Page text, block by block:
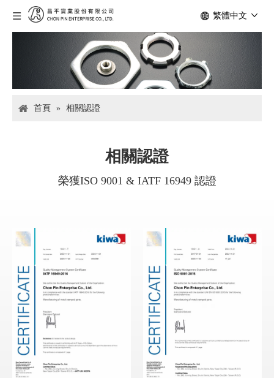
繁體中文
首頁 » 相關認證
相關認證
榮獲ISO 9001 & IATF 16949 認證